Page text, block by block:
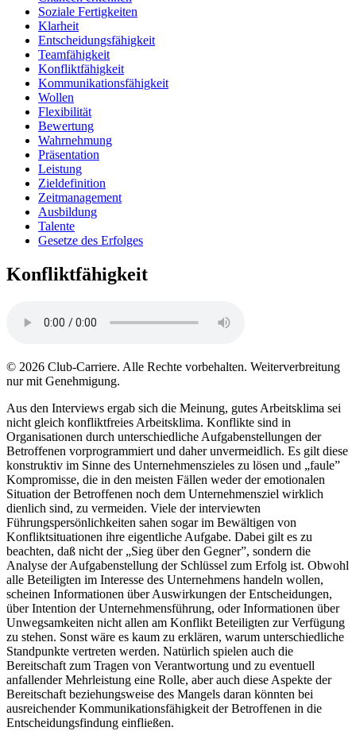
Soziale Fertigkeiten
Klarheit
Entscheidungsfähigkeit
Teamfähigkeit
Konfliktfähigkeit
Kommunikationsfähigkeit
Wollen
Flexibilität
Bewertung
Wahrnehmung
Präsentation
Leistung
Zieldefinition
Zeitmanagement
Ausbildung
Talente
Gesetze des Erfolges
Konfliktfähigkeit
© 2026 Club-Carriere. Alle Rechte vorbehalten. Weiterverbreitung
nur mit Genehmigung.
Aus den Interviews ergab sich die Meinung, gutes Arbeitsklima sei
nicht gleich konfliktfreies Arbeitsklima. Konflikte sind in
Organisationen durch unterschiedliche Aufgabenstellungen der
Betroffenen vorprogrammiert und daher unvermeidlich. Es gilt diese
konstruktiv im Sinne des Unternehmenszieles zu lösen und „faule”
Kompromisse, die in den meisten Fällen weder der emotionalen
Situation der Betroffenen noch dem Unternehmensziel wirklich
dienlich sind, zu vermeiden. Viele der interviewten
Führungspersönlichkeiten sahen sogar im Bewältigen von
Konfliktsituationen ihre eigentliche Aufgabe. Dabei gilt es zu
beachten, daß nicht der „Sieg über den Gegner”, sondern die
Analyse der Aufgabenstellung der Schlüssel zum Erfolg ist. Obwohl
alle Beteiligten im Interesse des Unternehmens handeln wollen,
scheinen Informationen über Auswirkungen der Entscheidungen,
über Intention der Unternehmensführung, oder Informationen über
Unwegsamkeiten nicht allen am Konflikt Beteiligten zur Verfügung
zu stehen. Sonst wäre es kaum zu erklären, warum unterschiedliche
Standpunkte vertreten werden. Natürlich spielen auch die
Bereitschaft zum Tragen von Verantwortung und zu eventuell
anfallender Mehrleistung eine Rolle, aber auch diese Aspekte der
Bereitschaft beziehungsweise des Mangels daran könnten bei
ausreichender Kommunikationsfähigkeit der Betroffenen in die
Entscheidungsfindung einfließen.